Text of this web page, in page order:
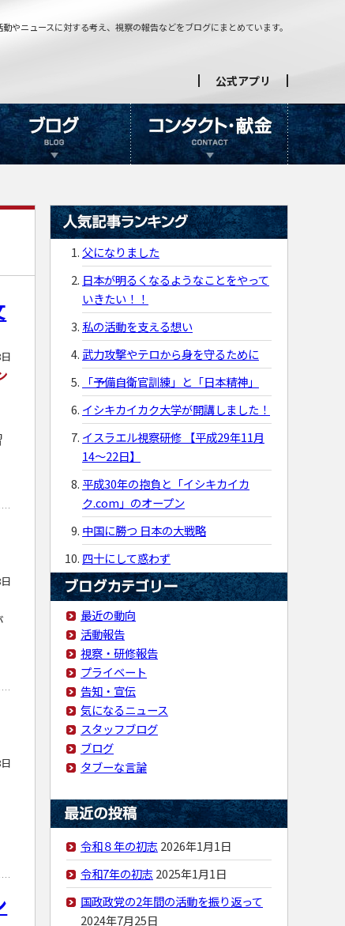
動やニュースに対する考え、視察の報告などをブログにまとめています。
公式アプリ
父になりました
日本が明るくなるようなことをやって
いきたい！！
私の活動を支える想い
武力攻撃やテロから身を守るために
「予備自衛官訓練」と「日本精神」
イシキカイカク大学が開講しました！
イスラエル視察研修 【平成29年11月
14〜22日】
平成30年の抱負と「イシキカイカ
ク.com」のオープン
中国に勝つ 日本の大戦略
四十にして惑わず
最近の動向
活動報告
視察・研修報告
プライベート
告知・宣伝
気になるニュース
スタッフブログ
ブログ
タブーな言論
令和８年の初志 2026年1月1日
令和7年の初志 2025年1月1日
国政政党の2年間の活動を振り返って
2024年7月25日